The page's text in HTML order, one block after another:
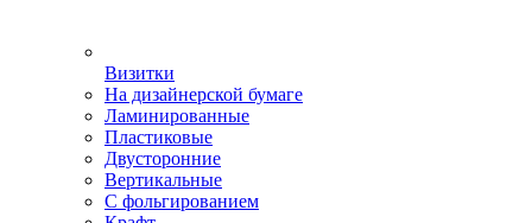
Визитки
На дизайнерской бумаге
Ламинированные
Пластиковые
Двусторонние
Вертикальные
С фольгированием